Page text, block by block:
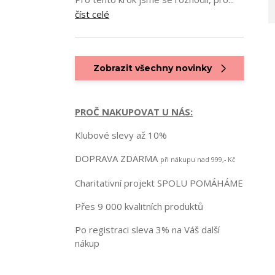
číst celé
Zobrazit všechny novinky
PROČ NAKUPOVAT U NÁS:
Klubové slevy až 10%
DOPRAVA ZDARMA při nákupu nad 999,- Kč
Charitativní projekt SPOLU POMÁHÁME
Přes 9 000 kvalitních produktů
Po registraci sleva 3% na Váš další
nákup